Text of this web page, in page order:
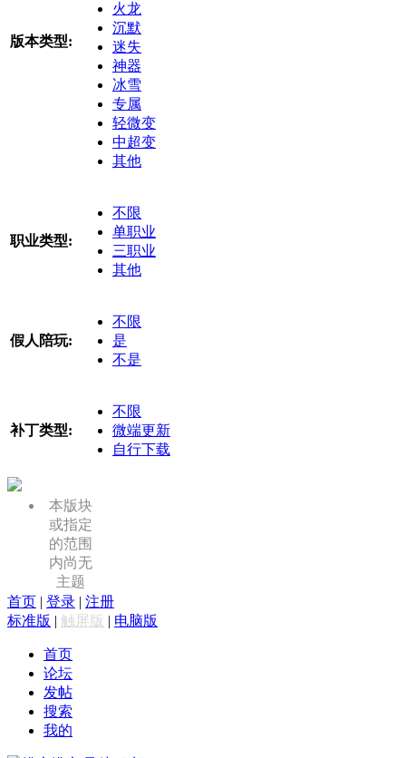
版本类型:
火龙
沉默
迷失
神器
冰雪
专属
轻微变
中超变
其他
职业类型:
不限
单职业
三职业
其他
假人陪玩:
不限
是
不是
补丁类型:
不限
微端更新
自行下载
本版块
或指定
的范围
内尚无
主题
首页 | 登录 | 注册
标准版 | 触屏版 | 电脑版
首页
论坛
发帖
搜索
我的